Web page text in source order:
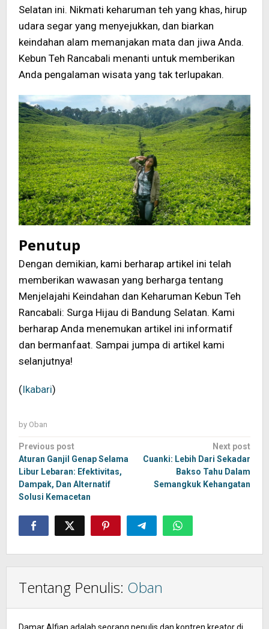
Selatan ini. Nikmati keharuman teh yang khas, hirup
udara segar yang menyejukkan, dan biarkan
keindahan alam memanjakan mata dan jiwa Anda.
Kebun Teh Rancabali menanti untuk memberikan
Anda pengalaman wisata yang tak terlupakan.
Penutup
Dengan demikian, kami berharap artikel ini telah
memberikan wawasan yang berharga tentang
Menjelajahi Keindahan dan Keharuman Kebun Teh
Rancabali: Surga Hijau di Bandung Selatan. Kami
berharap Anda menemukan artikel ini informatif
dan bermanfaat. Sampai jumpa di artikel kami
selanjutnya!
(Ikabari)
by Oban
Post
navigation
Previous post
Aturan Ganjil Genap Selama
Libur Lebaran: Efektivitas,
Dampak, Dan Alternatif
Solusi Kemacetan
Next post
Cuanki: Lebih Dari Sekadar
Bakso Tahu Dalam
Semangkuk Kehangatan
Tentang Penulis: Oban